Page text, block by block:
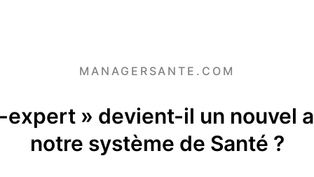
MANAGERSANTE.COM
expert » devient-il un nouvel
notre système de Santé ?